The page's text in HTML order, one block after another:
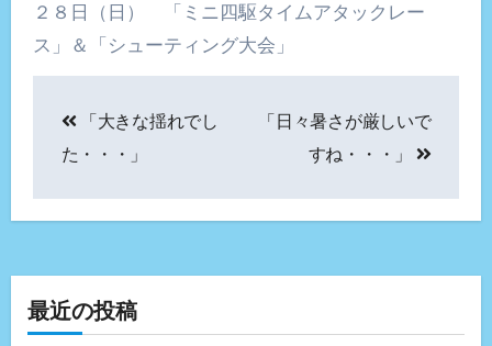
２８日（日） 「ミニ四駆タイムアタックレー
ス」＆「シューティング大会」
稿
ビ
ゲ
ー
「大きな揺れでし
た・・・」
「日々暑さが厳しいで
すね・・・」
最近の投稿